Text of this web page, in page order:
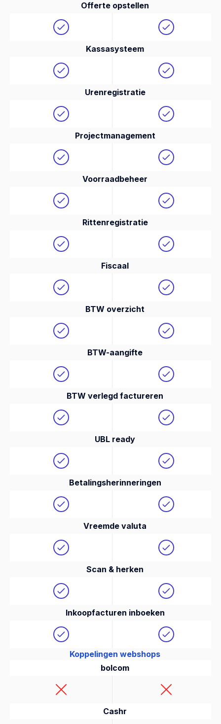
Offerte opstellen
Kassasysteem
Urenregistratie
Projectmanagement
Voorraadbeheer
Rittenregistratie
Fiscaal
BTW overzicht
BTW-aangifte
BTW verlegd factureren
UBL ready
Betalingsherinneringen
Vreemde valuta
Scan & herken
Inkoopfacturen inboeken
Koppelingen webshops
bolcom
Cashr